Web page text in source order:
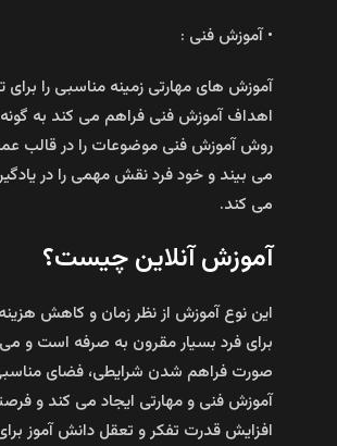
• آموزش فنی :
آموزش های مهارتی زمینه مناسبی را برای
اهداف آموزش فنی فراهم می کند به گونه
روش آموزش فنی موضوعات را در قالب
می بیند و خود فرد نقش مهمی را در
می کند.
آموزش آنلاین چیست؟
این نوع آموزش از نظر زمان و کاهش
برای فرد بسیار مقرون به صرفه است و می
صورت فراهم شدن شرایطی، فضای مناسبی
آموزش فنی و مهارتی ایجاد می کند و
افزایش قدرت تفکر و تعقل دانش آموز